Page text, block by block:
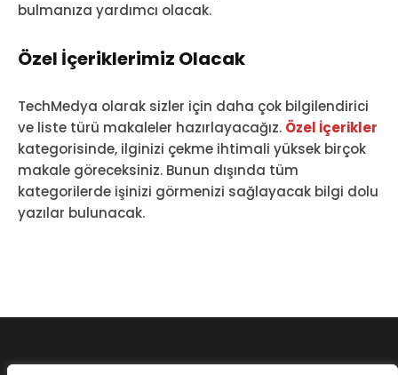
bulmanıza yardımcı olacak.
Özel İçeriklerimiz Olacak
TechMedya olarak sizler için daha çok bilgilendirici
ve liste türü makaleler hazırlayacağız. Özel İçerikler
kategorisinde, ilginizi çekme ihtimali yüksek birçok
makale göreceksiniz. Bunun dışında tüm
kategorilerde işinizi görmenizi sağlayacak bilgi dolu
yazılar bulunacak.